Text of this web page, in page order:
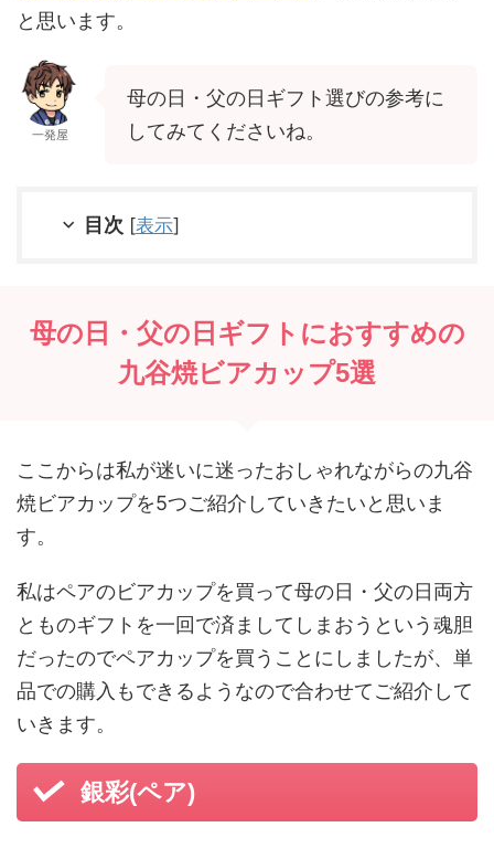
と思います。
一発屋
母の日・父の日ギフト選びの参考に
してみてくださいね。
目次 [表示]
母の日・父の日ギフトにおすすめの
九谷焼ビアカップ5選
ここからは私が迷いに迷ったおしゃれながらの九谷
焼ビアカップを5つご紹介していきたいと思いま
す。
私はペアのビアカップを買って母の日・父の日両方
とものギフトを一回で済ましてしまおうという魂胆
だったのでペアカップを買うことにしましたが、単
品での購入もできるようなので合わせてご紹介して
いきます。
銀彩(ペア)